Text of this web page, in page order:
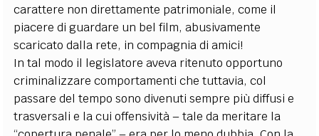
carattere non direttamente patrimoniale, come il
piacere di guardare un bel film, abusivamente
scaricato dalla rete, in compagnia di amici!
In tal modo il legislatore aveva ritenuto opportuno
criminalizzare comportamenti che tuttavia, col
passare del tempo sono divenuti sempre più diffusi e
trasversali e la cui offensività – tale da meritare la